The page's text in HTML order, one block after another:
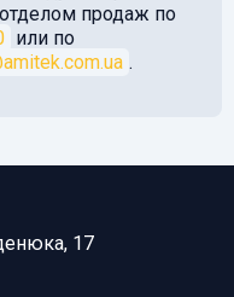
продаж по
или по
.
17